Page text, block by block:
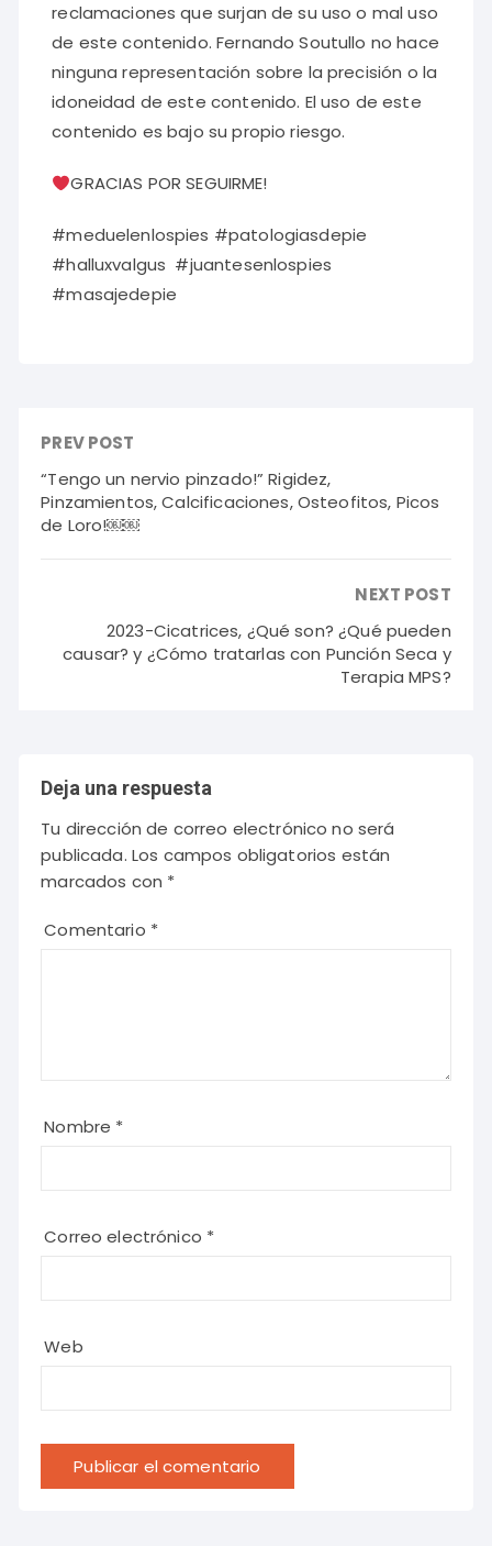
reclamaciones que surjan de su uso o mal uso
de este contenido. Fernando Soutullo no hace
ninguna representación sobre la precisión o la
idoneidad de este contenido. El uso de este
contenido es bajo su propio riesgo.
GRACIAS POR SEGUIRME!
#meduelenlospies #patologiasdepie
#halluxvalgus #juantesenlospies
#masajedepie
PREV POST
“Tengo un nervio pinzado!” Rigidez,
Pinzamientos, Calcificaciones, Osteofitos, Picos
de Loro!￼￼
NEXT POST
2023-Cicatrices, ¿Qué son? ¿Qué pueden
causar? y ¿Cómo tratarlas con Punción Seca y
Terapia MPS?
Deja una respuesta
Tu dirección de correo electrónico no será
publicada. Los campos obligatorios están
marcados con *
Comentario *
Nombre *
Correo electrónico *
Web